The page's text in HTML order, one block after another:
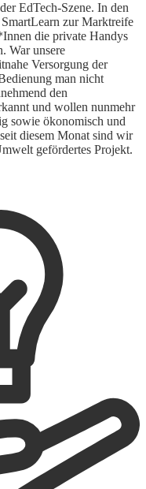
EdTech-Szene. In den
zur Marktreife
die private Handys
War unsere
Versorgung der
man nicht
den
und wollen nunmehr
sowie ökonomisch und
diesem Monat sind wir
gefördertes Projekt.